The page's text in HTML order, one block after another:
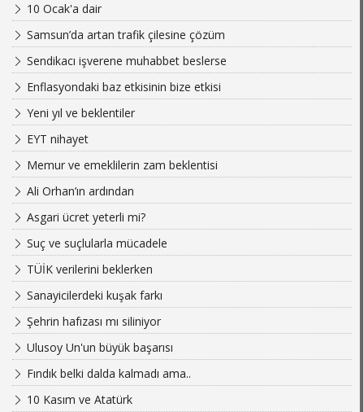
10 Ocak'a dair
Samsun’da artan trafik çilesine çözüm
Sendikacı işverene muhabbet beslerse
Enflasyondaki baz etkisinin bize etkisi
Yeni yıl ve beklentiler
EYT nihayet
Memur ve emeklilerin zam beklentisi
Ali Orhan’ın ardından
Asgari ücret yeterli mi?
Suç ve suçlularla mücadele
TÜİK verilerini beklerken
Sanayicilerdeki kuşak farkı
Şehrin hafızası mı siliniyor
Ulusoy Un'un büyük başarısı
Fındık belki dalda kalmadı ama..
10 Kasım ve Atatürk